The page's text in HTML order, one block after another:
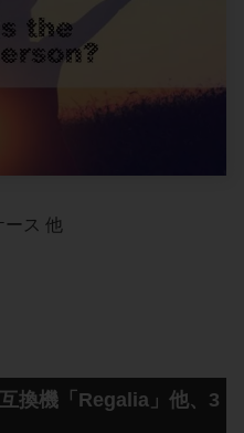
ース 他
換機「Regalia」他、3